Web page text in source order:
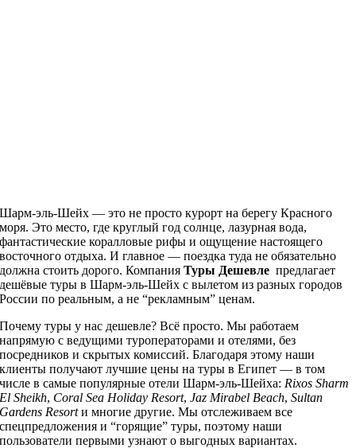
Шарм-эль-Шейх — это не просто курорт на берегу Красного
моря. Это место, где круглый год солнце, лазурная вода,
фантастические коралловые рифы и ощущение настоящего
восточного отдыха. И главное — поездка туда не обязательно
должна стоить дорого. КомпанияТуры Дешевле предлагает
дешёвые туры в Шарм-эль-Шейх с вылетом из разных городов
России по реальным, а не “рекламным” ценам.
Почему туры у нас дешевле? Всё просто. Мы работаем
напрямую с ведущими туроператорами и отелями, без
посредников и скрытых комиссий. Благодаря этому наши
клиенты получают лучшие цены на туры в Египет — в том
числе в самые популярные отели Шарм-эль-Шейха: Rixos Sharm
El Sheikh, Coral Sea Holiday Resort,Jaz Mirabel Beach,Sultan
Gardens Resortи многие другие. Мы отслеживаем все
спецпредложения и “горящие” туры, поэтому наши
пользователи первыми узнают о выгодных вариантах.